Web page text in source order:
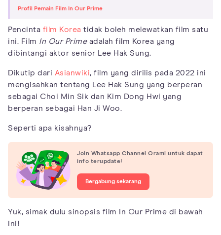
Profil Pemain Film In Our Prime
Pencinta film Korea tidak boleh melewatkan film satu
ini. Film In Our Prime adalah film Korea yang
dibintangi aktor senior Lee Hak Sung.
Dikutip dari Asianwiki, film yang dirilis pada 2022 ini
mengisahkan tentang Lee Hak Sung yang berperan
sebagai Choi Min Sik dan Kim Dong Hwi yang
berperan sebagai Han Ji Woo.
Seperti apa kisahnya?
Join Whatsapp Channel Orami untuk dapat
info terupdate!
Bergabung sekarang
Yuk, simak dulu sinopsis film In Our Prime di bawah
ini!